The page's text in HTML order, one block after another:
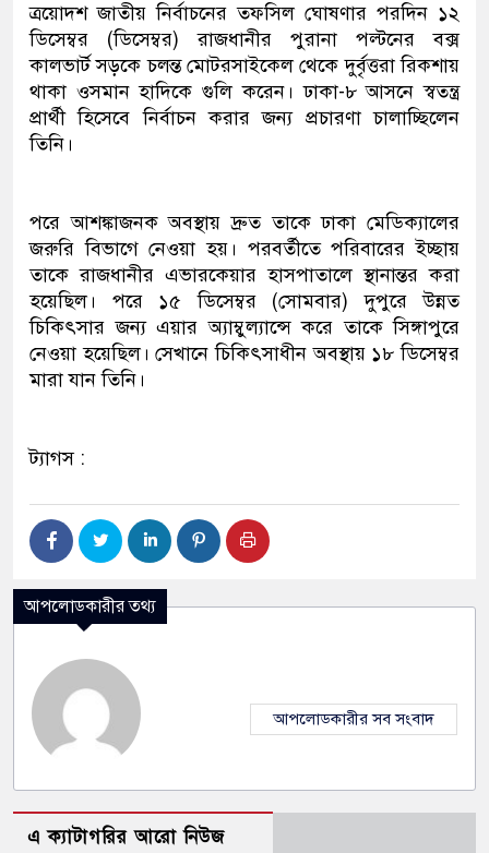
ত্রয়োদশ জাতীয় নির্বাচনের তফসিল ঘোষণার পরদিন ১২
ডিসেম্বর (ডিসেম্বর) রাজধানীর পুরানা পল্টনের বক্স
কালভার্ট সড়কে চলন্ত মোটরসাইকেল থেকে দুর্বৃত্তরা রিকশায়
থাকা ওসমান হাদিকে গুলি করেন। ঢাকা-৮ আসনে স্বতন্ত্র
প্রার্থী হিসেবে নির্বাচন করার জন্য প্রচারণা চালাচ্ছিলেন
তিনি।
পরে আশঙ্কাজনক অবস্থায় দ্রুত তাকে ঢাকা মেডিক্যালের
জরুরি বিভাগে নেওয়া হয়। পরবর্তীতে পরিবারের ইচ্ছায়
তাকে রাজধানীর এভারকেয়ার হাসপাতালে স্থানান্তর করা
হয়েছিল। পরে ১৫ ডিসেম্বর (সোমবার) দুপুরে উন্নত
চিকিৎসার জন্য এয়ার অ্যাম্বুল্যান্সে করে তাকে সিঙ্গাপুরে
নেওয়া হয়েছিল। সেখানে চিকিৎসাধীন অবস্থায় ১৮ ডিসেম্বর
মারা যান তিনি।
ট্যাগস :
আপলোডকারীর তথ্য
আপলোডকারীর সব সংবাদ
এ ক্যাটাগরির আরো নিউজ